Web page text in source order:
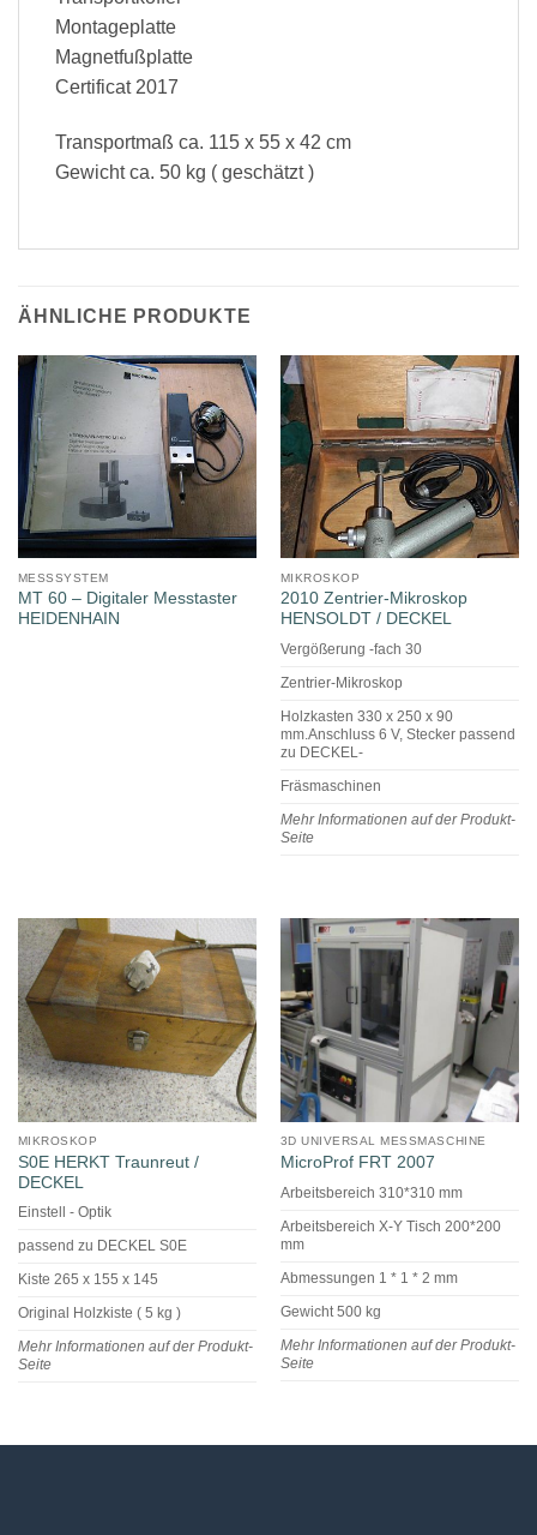
Montageplatte
Magnetfußplatte
Certificat 2017
Transportmaß ca. 115 x 55 x 42 cm
Gewicht ca. 50 kg ( geschätzt )
ÄHNLICHE PRODUKTE
MESSSYSTEM
MT 60 – Digitaler Messtaster
HEIDENHAIN
MIKROSKOP
2010 Zentrier-Mikroskop
HENSOLDT / DECKEL
Vergößerung -fach 30
Zentrier-Mikroskop
Holzkasten 330 x 250 x 90
mm.Anschluss 6 V, Stecker passend
zu DECKEL-
Fräsmaschinen
Mehr Informationen auf der Produkt-
Seite
MIKROSKOP
S0E HERKT Traunreut /
DECKEL
Einstell - Optik
passend zu DECKEL S0E
Kiste 265 x 155 x 145
Original Holzkiste ( 5 kg )
Mehr Informationen auf der Produkt-
Seite
3D UNIVERSAL MESSMASCHINE
MicroProf FRT 2007
Arbeitsbereich 310*310 mm
Arbeitsbereich X-Y Tisch 200*200
mm
Abmessungen 1 * 1 * 2 mm
Gewicht 500 kg
Mehr Informationen auf der Produkt-
Seite